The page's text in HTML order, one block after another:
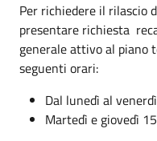
Per richiedere il rilascio
presentare richiesta
generale attivo al piano
seguenti orari:
Dal lunedì al
Martedì e giovedì